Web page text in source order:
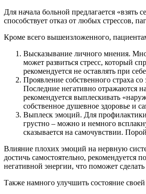
Для начала больной предлагается
способствует отказ от любых стрессов,
Кроме всего вышеизложенного,
Высказывание личного мнения.
может развиться стресс, который
рекомендуется не оставлять при
Проявление собственного страха
Последние негативно отражаются
рекомендуется выплескивать
собственное душевное здоровье и
Выплеск эмоций. Для профилактики
грустно – можно и немного
сказывается на самочувствии.
Влияние плохих эмоций на нервную
достичь самостоятельно,
негативной энергии, что поможет
Также намного улучшить состояние